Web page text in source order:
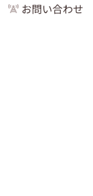
お問い合わせ